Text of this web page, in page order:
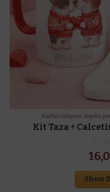
Huellas Callejeras,Regalos
Kit Taza +
Show